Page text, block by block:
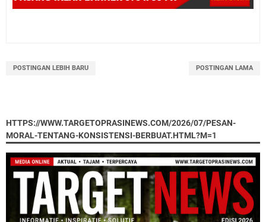
POSTINGAN LEBIH BARU POSTINGAN LAMA
HTTPS://WWW.TARGETOPRASINEWS.COM/2026/07/PESAN-
MORAL-TENTANG-KONSISTENSI-BERBUAT.HTML?M=1